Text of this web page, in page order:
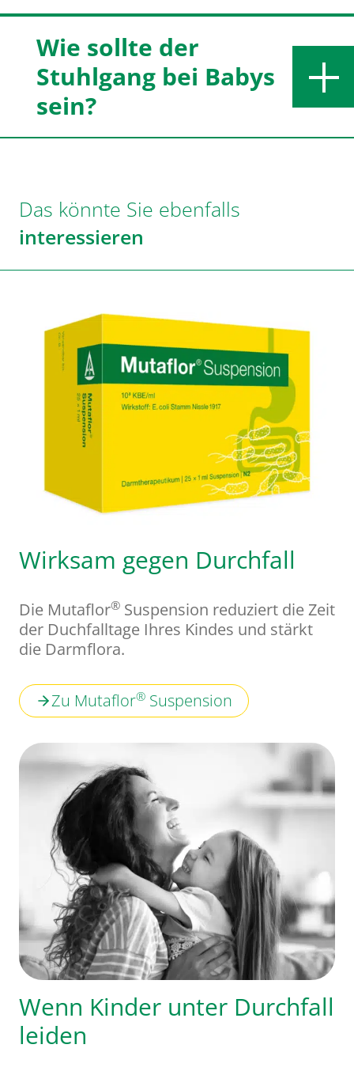
Wie sollte der
Stuhlgang bei Babys
sein?
Das könnte Sie ebenfalls
interessieren
Wirksam gegen Durchfall
Die Mutaflor® Suspension reduziert die Zeit
der Duchfalltage Ihres Kindes und stärkt
die Darmflora.
Zu Mutaflor® Suspension
Wenn Kinder unter Durchfall
leiden